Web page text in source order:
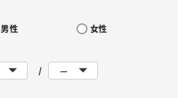
男性 女性